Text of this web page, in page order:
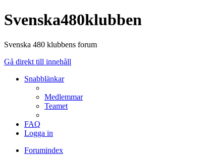
Svenska480klubben
Svenska 480 klubbens forum
Gå direkt till innehåll
Snabblänkar
Medlemmar
Teamet
FAQ
Logga in
Forumindex